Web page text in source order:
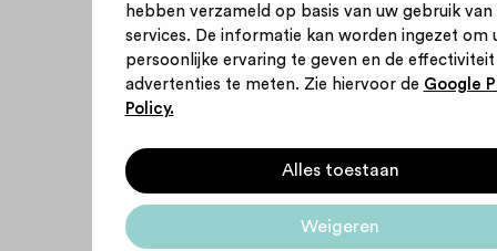
hebben verzameld op basis van uw gebruik van
services. De informatie kan worden ingezet om
persoonlijke ervaring te geven en de effectiviteit
advertenties te meten. Zie hiervoor de Google
Policy.
Alles toestaan
Weigeren